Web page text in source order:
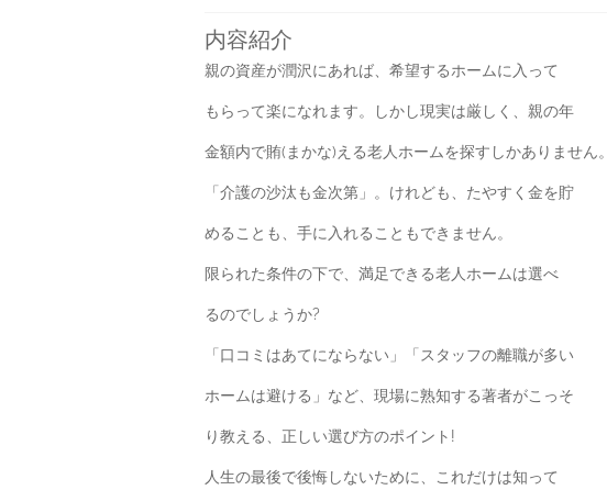
内容紹介
親の資産が潤沢にあれば、希望するホームに入って
もらって楽になれます。しかし現実は厳しく、親の年
金額内で賄(まかな)える老人ホームを探すしかありません。
「介護の沙汰も金次第」。けれども、たやすく金を貯
めることも、手に入れることもできません。
限られた条件の下で、満足できる老人ホームは選べ
るのでしょうか?
「口コミはあてにならない」「スタッフの離職が多い
ホームは避ける」など、現場に熟知する著者がこっそ
り教える、正しい選び方のポイント!
人生の最後で後悔しないために、これだけは知って